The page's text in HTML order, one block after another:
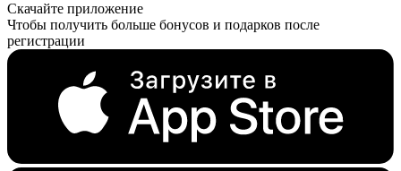
Скачайте приложение
Чтобы получить больше бонусов и подарков после
регистрации